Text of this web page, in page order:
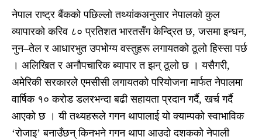
नेपाल राष्ट्र बैंकको पछिल्लो तथ्यांकअनुसार नेपालको कुल
व्यापारको करिव ८० प्रतिशत भारतसँग केन्द्रित छ, जसमा इन्धन,
नुन–तेल र आधारभुत उपभोग्य वस्तुहरू लगायतको ठूलो हिस्सा पर्छ
। अलिखित र अनौपचारिक ब्यापार त झन् ठूलो छ । यसैगरी,
अमेरिकी सरकारले एमसीसी लगायतको परियोजना मार्फत नेपालमा
वार्षिक १० करोड डलरभन्दा बढी सहायता प्रदान गर्दै, खर्च गर्दै
आएको छ । यी तथ्यहरूले गगन थापालाई यो क्याम्पको स्वाभाविक
‘रोजाइ’ बनाउँछन् किनभने गगन थापा आउदो दशकको नेपाली